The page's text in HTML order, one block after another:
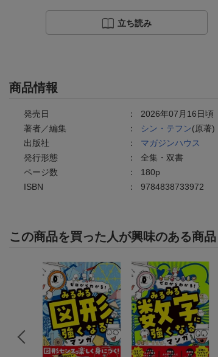
立ち読み
商品情報
発売日 ： 2026年07月16日頃
著者／編集
： シン・テフン(原著) ,
出版社
： マガジンハウス
発行形態
： 全集・双書
ページ数
： 180p
ISBN
： 9784838733972
この商品を買った人が興味のある商品